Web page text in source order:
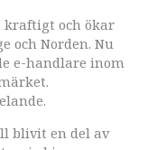
kraftigt och ökar
och Norden. Nu
e-handlare inom
blivit en del av